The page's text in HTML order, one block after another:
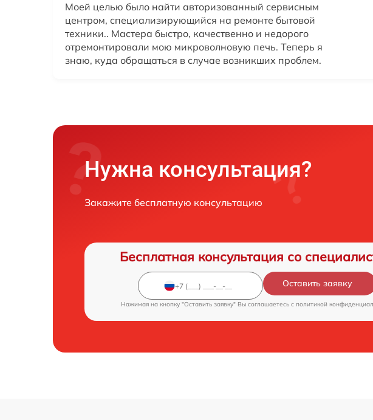
Моей целью было найти авторизованный сервисным
центром, специализирующийся на ремонте бытовой
техники.. Мастера быстро, качественно и недорого
отремонтировали мою микроволновую печь. Теперь я
знаю, куда обращаться в случае возникших проблем.
Нужна консультация?
Закажите бесплатную консультацию
Бесплатная консультация со
Оставить заявку
Нажимая на кнопку "Оставить заявку" Вы соглашаетесь c политикой